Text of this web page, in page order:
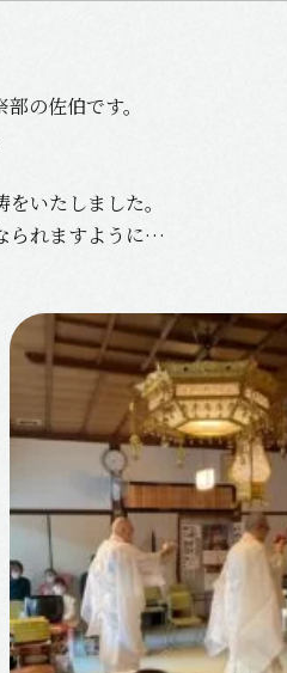
の佐伯です。
いたしました。
られますように…